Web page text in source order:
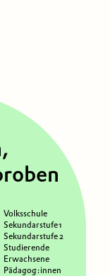
Volksschule
Sekundarstufe 1
Sekundarstufe 2
Studierende
Erwachsene
Pädagog:innen